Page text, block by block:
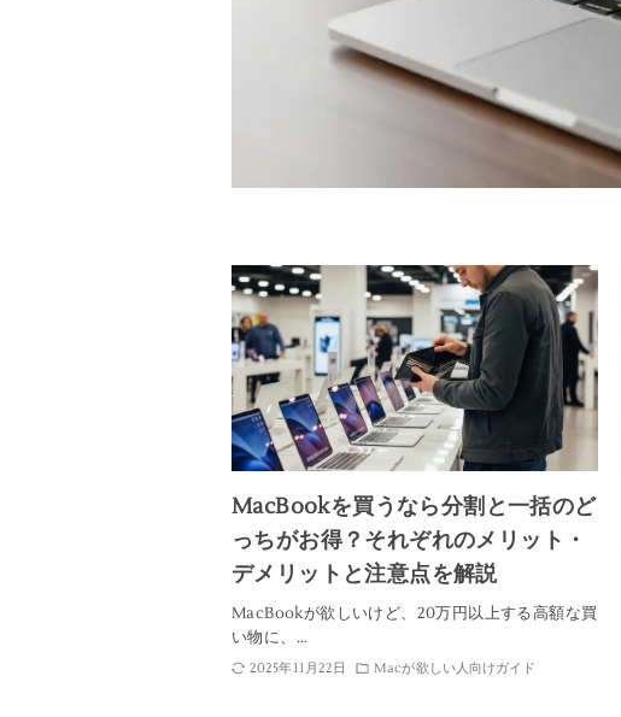
MacBookを買うなら分割と一括のど
っちがお得？それぞれのメリット・
デメリットと注意点を解説
MacBookが欲しいけど、20万円以上する高額な買
い物に、…
2025年11月22日 Macが欲しい人向けガイド